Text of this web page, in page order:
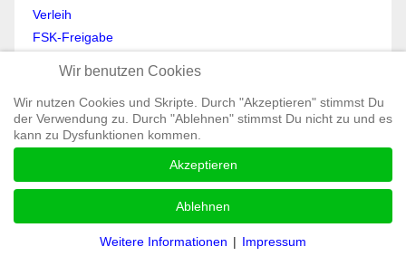
Verleih
FSK-Freigabe
Mein Profil
Registrieren
All Rights reserved © Moviewolf 2026
Impressum
Wir benutzen Cookies
Wir nutzen Cookies und Skripte. Durch "Akzeptieren" stimmst Du
der Verwendung zu. Durch "Ablehnen" stimmst Du nicht zu und es
kann zu Dysfunktionen kommen.
Akzeptieren
Ablehnen
Weitere Informationen | Impressum